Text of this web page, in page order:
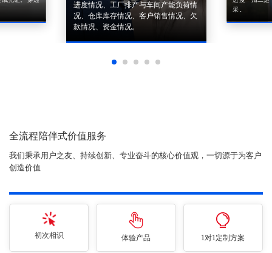
进度情况、工厂排产与车间产能负荷情
况、仓库库存情况、客户销售情况、欠
款情况、资金情况。
采。
全流程陪伴式价值服务
我们秉承用户之友、持续创新、专业奋斗的核心价值观，一切源于为客户
创造价值
初次相识 体验产品 1对1定制方案